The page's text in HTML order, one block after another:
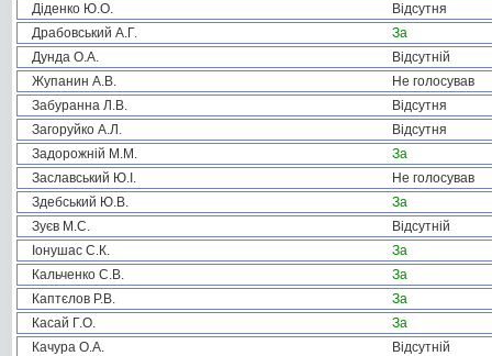
Діденко Ю.О.
Відсутня
Драбовський А.Г.
За
Дунда О.А.
Відсутній
Жупанин А.В.
Не голосував
Забуранна Л.В.
Відсутня
Загоруйко А.Л.
Відсутня
Задорожній М.М.
За
Заславський Ю.І.
Не голосував
Здебський Ю.В.
За
Зуєв М.С.
Відсутній
Іонушас С.К.
За
Кальченко С.В.
За
Каптєлов Р.В.
За
Касай Г.О.
За
Качура О.А.
Відсутній